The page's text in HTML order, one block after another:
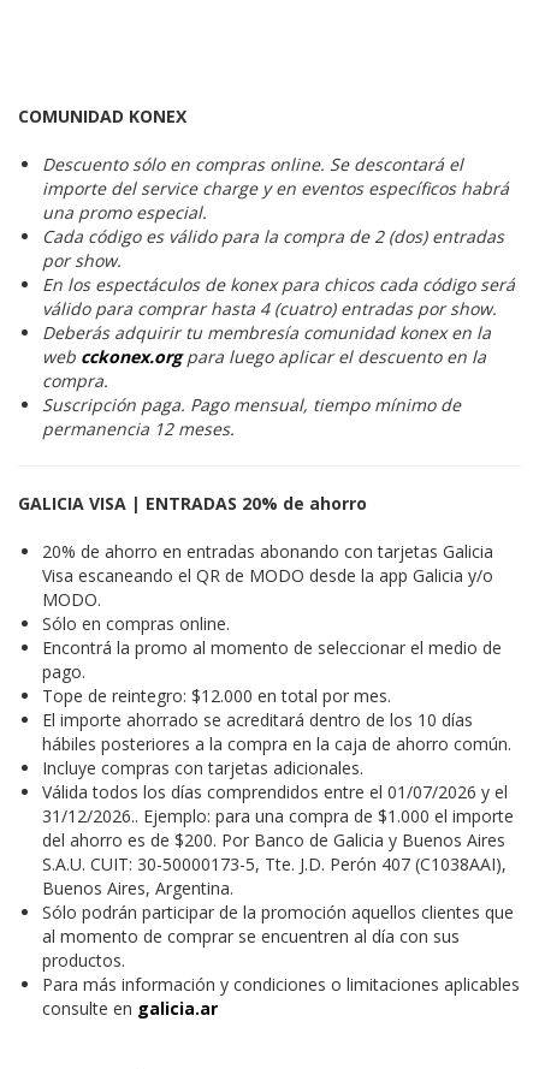
COMUNIDAD KONEX
Descuento sólo en compras online. Se descontará el
importe del service charge y en eventos específicos habrá
una promo especial.
Cada código es válido para la compra de 2 (dos) entradas
por show.
En los espectáculos de konex para chicos cada código será
válido para comprar hasta 4 (cuatro) entradas por show.
Deberás adquirir tu membresía comunidad konex en la
web cckonex.org para luego aplicar el descuento en la
compra.
Suscripción paga. Pago mensual, tiempo mínimo de
permanencia 12 meses.
GALICIA VISA | ENTRADAS 20% de ahorro
20% de ahorro en entradas abonando con tarjetas Galicia
Visa escaneando el QR de MODO desde la app Galicia y/o
MODO.
Sólo en compras online.
Encontrá la promo al momento de seleccionar el medio de
pago.
Tope de reintegro: $12.000 en total por mes.
El importe ahorrado se acreditará dentro de los 10 días
hábiles posteriores a la compra en la caja de ahorro común.
Incluye compras con tarjetas adicionales.
Válida todos los días comprendidos entre el 01/07/2026 y el
31/12/2026.. Ejemplo: para una compra de $1.000 el importe
del ahorro es de $200. Por Banco de Galicia y Buenos Aires
S.A.U. CUIT: 30-50000173-5, Tte. J.D. Perón 407 (C1038AAI),
Buenos Aires, Argentina.
Sólo podrán participar de la promoción aquellos clientes que
al momento de comprar se encuentren al día con sus
productos.
Para más información y condiciones o limitaciones aplicables
consulte en galicia.ar